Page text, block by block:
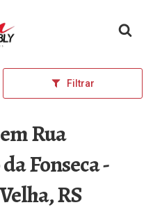
inicial
Filtrar
Rua
Fonseca -
RS